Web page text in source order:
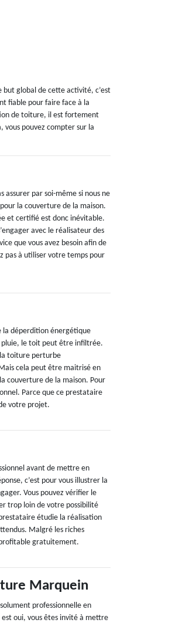
global de cette activité, c’est
fiable pour faire face à la
de toiture, il est fortement
vous pouvez compter sur la
assurer par soi-même si nous ne
la couverture de la maison.
et certifié est donc inévitable.
avec le réalisateur des
que vous avez besoin afin de
pas à utiliser votre temps pour
la déperdition énergétique
pluie, le toit peut être infiltrée.
toiture perturbe
cela peut être maitrisé en
couverture de la maison. Pour
Parce que ce prestataire
votre projet.
avant de mettre en
c’est pour vous illustrer la
Vous pouvez vérifier le
trop loin de votre possibilité
étudie la réalisation
Malgré les riches
gratuitement.
Marquein
professionnelle en
oui, vous êtes invité à mettre